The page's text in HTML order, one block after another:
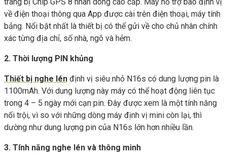
về điện thoại thông qua App được cài trên điện thoại, máy tính
bảng. Nổi bật nhất là thiết bị có thể gửi về cho chủ nhân chính
xác từng địa chỉ, số nhà, ngõ và hẻm.
2. Thời lượng PIN khủng
Thiết bị nghe lén định vị siêu nhỏ N16s có dung lượng pin là
1100mAh. Với dung lượng này máy có thể hoạt động liên tục
trong 4 – 5 ngày mới cạn pin. Đây được xem là một tính năng
nổi trội, vì so với những dòng máy định vị mini còn lại, thì
dường như dung lượng pin của N16s lớn hơn nhiều lần.
3. Tính năng nghe lén và thông minh